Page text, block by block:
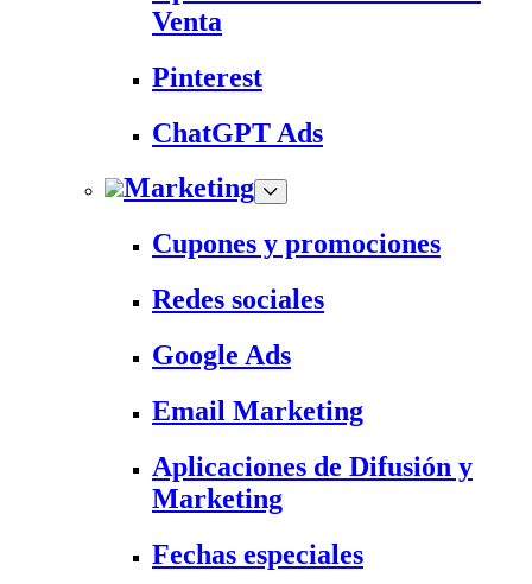
Venta
Pinterest
ChatGPT Ads
Marketing
Cupones y promociones
Redes sociales
Google Ads
Email Marketing
Aplicaciones de Difusión y
Marketing
Fechas especiales